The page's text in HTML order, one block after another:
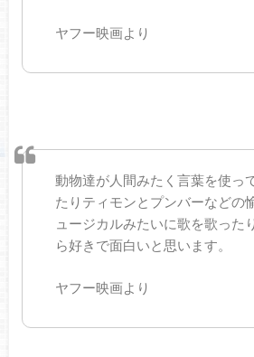
ヤフー映画より
動物達が人間みたく言葉を使っ
たりティモンとプンバーなどの
ュージカルみたいに歌を歌った
ら好きで面白いと思います。
ヤフー映画より